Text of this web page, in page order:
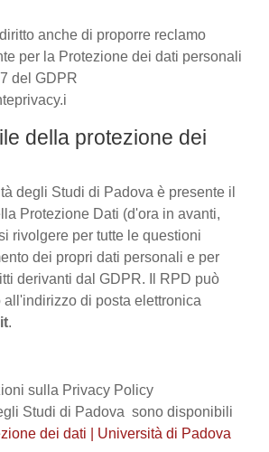
diritto anche di proporre reclamo
per la Protezione dei dati personali
del GDPR
della protezione dei
degli Studi di Padova è presente il
Protezione Dati (d'ora in avanti,
rivolgere per tutte le questioni
dei propri dati personali e per
derivanti dal GDPR. Il RPD può
all'indirizzo di posta elettronica
.
sulla Privacy Policy
Studi di Padova sono disponibili
dei dati | Università di Padova